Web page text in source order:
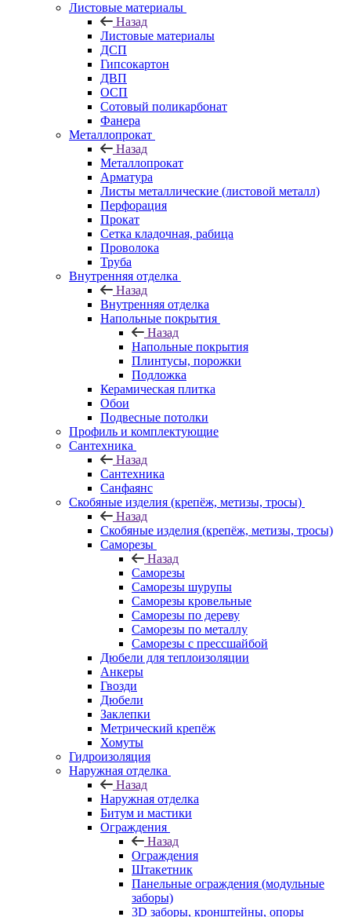
Листовые материалы
Назад
Листовые материалы
ДСП
Гипсокартон
ДВП
ОСП
Сотовый поликарбонат
Фанера
Металлопрокат
Назад
Металлопрокат
Арматура
Листы металлические (листовой металл)
Перфорация
Прокат
Сетка кладочная, рабица
Проволока
Труба
Внутренняя отделка
Назад
Внутренняя отделка
Напольные покрытия
Назад
Напольные покрытия
Плинтусы, порожки
Подложка
Керамическая плитка
Обои
Подвесные потолки
Профиль и комплектующие
Сантехника
Назад
Сантехника
Санфаянс
Скобяные изделия (крепёж, метизы, тросы)
Назад
Скобяные изделия (крепёж, метизы, тросы)
Саморезы
Назад
Саморезы
Саморезы шурупы
Саморезы кровельные
Саморезы по дереву
Саморезы по металлу
Саморезы с прессшайбой
Дюбели для теплоизоляции
Анкеры
Гвозди
Дюбели
Заклепки
Метрический крепёж
Хомуты
Гидроизоляция
Наружная отделка
Назад
Наружная отделка
Битум и мастики
Ограждения
Назад
Ограждения
Штакетник
Панельные ограждения (модульные
заборы)
3D заборы, кронштейны, опоры